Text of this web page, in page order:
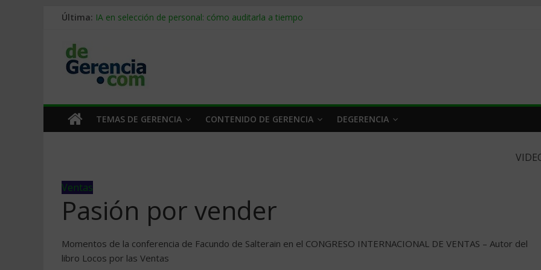
Última: IA en selección de personal: cómo auditarla a tiempo
Stablecoins para empresas: cómo pagar y cobrar en 2026
Despido silencioso: qué es y por qué sale tan caro
TEMAS DE GERENCIA CONTENIDO DE GERENCIA DEGERENCIA
Ventas
Pasión por vender
Momentos de la conferencia de Facundo de Salterain en el CONGRESO INTERNACIONAL DE VENTAS – Autor del
libro Locos por las Ventas